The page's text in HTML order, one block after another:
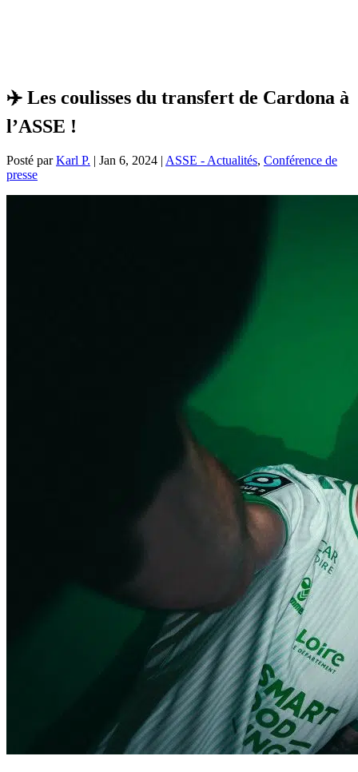
✈️ ⁠⁠Les coulisses du transfert de Cardona à
l’ASSE !
Posté parKarl P. | Jan 6, 2024 | ASSE - Actualités, Conférence de
presse